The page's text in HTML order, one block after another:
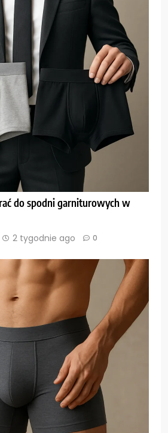
do spodni garniturowych w
2 tygodnie ago 0